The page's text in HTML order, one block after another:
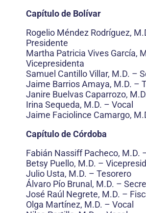
Capítulo de Bolívar
Rogelio Méndez Rodríguez,
Presidente
Martha Patricia Vives García,
Vicepresidenta
Samuel Cantillo Villar, M.D. –
Jaime Barrios Amaya, M.D. –
Janire Buelvas Caparrozo,
Irina Sequeda, M.D. – Vocal
Jaime Faciolince Camargo,
Capítulo de Córdoba
Fabián Nassiff Pacheco, M.D.
Betsy Puello, M.D. –
Julio Usta, M.D. – Tesorero
Álvaro Pío Brunal, M.D. –
José Raúl Negrete, M.D. –
Olga Martínez, M.D. – Vocal